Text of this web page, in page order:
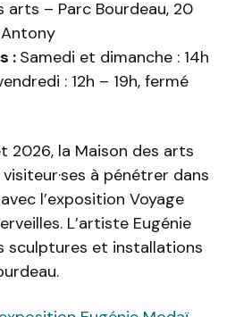
arts – Parc Bourdeau, 20
Antony
: Samedi et dimanche : 14h
: 12h – 19h, fermé
2026, la Maison des arts
à pénétrer dans
l’exposition Voyage
L’artiste Eugénie
sculptures et installations